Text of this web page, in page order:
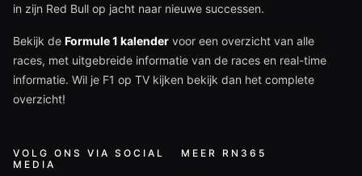
in zijn Red Bull op jacht naar nieuwe successen.
Bekijk de Formule 1 kalender voor een overzicht van alle
races, met uitgebreide informatie van de races en real-time
informatie. Wil je F1 op TV kijken bekijk dan het complete
overzicht!
VOLG ONS VIA SOCIAL
MEDIA
MEER RN365